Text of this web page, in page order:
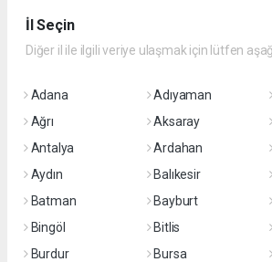
İl Seçin
Diğer il ile ilgili veriye ulaşmak için lütfen
Adana Adıyaman
Ağrı
Aksaray
Antalya
Ardahan
Aydın
Balıkesir
Batman
Bayburt
Bingöl
Bitlis
Burdur
Bursa